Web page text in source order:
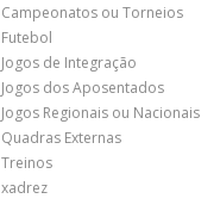
Campeonatos ou Torneios
Futebol
Jogos de Integração
Jogos dos Aposentados
Jogos Regionais ou Nacionais
Quadras Externas
Treinos
xadrez